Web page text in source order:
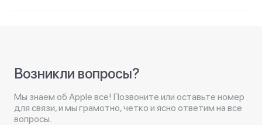
Возникли вопросы?
Мы знаем об Apple все! Позвоните или оставьте номер
для связи, и мы грамотно, четко и ясно ответим на все
вопросы.